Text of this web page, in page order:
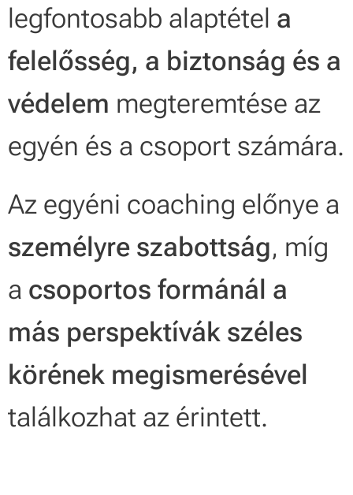
legfontosabb alaptétel a
felelősség, a biztonság és a
védelem megteremtése az
egyén és a csoport számára.
Az egyéni coaching előnye a
személyre szabottság, míg
a csoportos formánál a
más perspektívák széles
körének megismerésével
találkozhat az érintett.